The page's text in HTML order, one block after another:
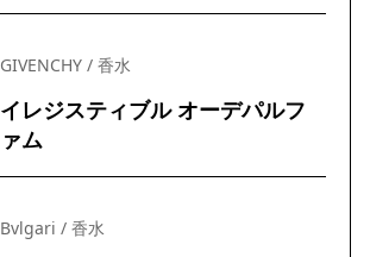
GIVENCHY / 香水
イレジスティブル オーデパルフ
ァム
Bvlgari / 香水